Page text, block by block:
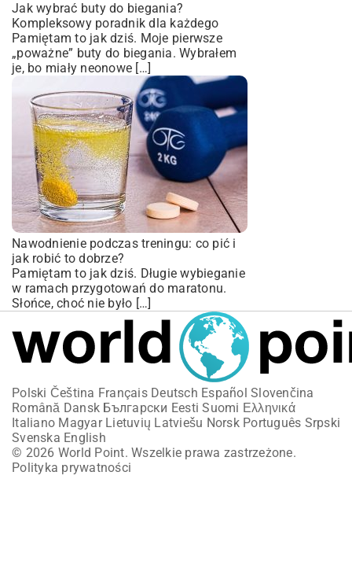
Jak wybrać buty do biegania?
Kompleksowy poradnik dla każdego
Pamiętam to jak dziś. Moje pierwsze
„poważne” buty do biegania. Wybrałem
je, bo miały neonowe […]
Nawodnienie podczas treningu: co pić i
jak robić to dobrze?
Pamiętam to jak dziś. Długie wybieganie
w ramach przygotowań do maratonu.
Słońce, choć nie było […]
Polski Čeština Français Deutsch Español Slovenčina
Română Dansk Български Eesti Suomi Ελληνικά
Italiano Magyar Lietuvių Latviešu Norsk Português Srpski
Svenska English
© 2026 World Point. Wszelkie prawa zastrzeżone.
Polityka prywatności